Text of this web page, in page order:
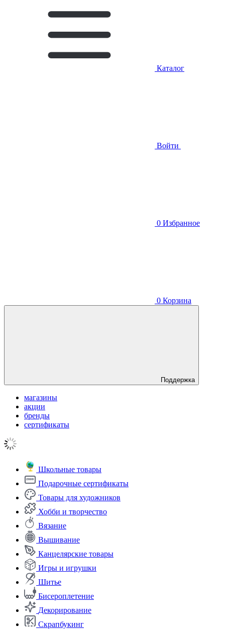
Каталог
Войти
0 Избранное
0 Корзина
Поддержка
магазины
акции
бренды
сертификаты
Школьные товары
Подарочные сертификаты
Товары для художников
Хобби и творчество
Вязание
Вышивание
Канцелярские товары
Игры и игрушки
Шитье
Бисероплетение
Декорирование
Скрапбукинг